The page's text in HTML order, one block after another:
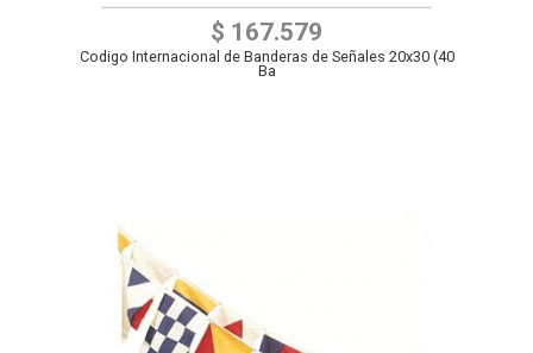
$ 167.579
Codigo Internacional de Banderas de Señales 20x30 (40
Ba